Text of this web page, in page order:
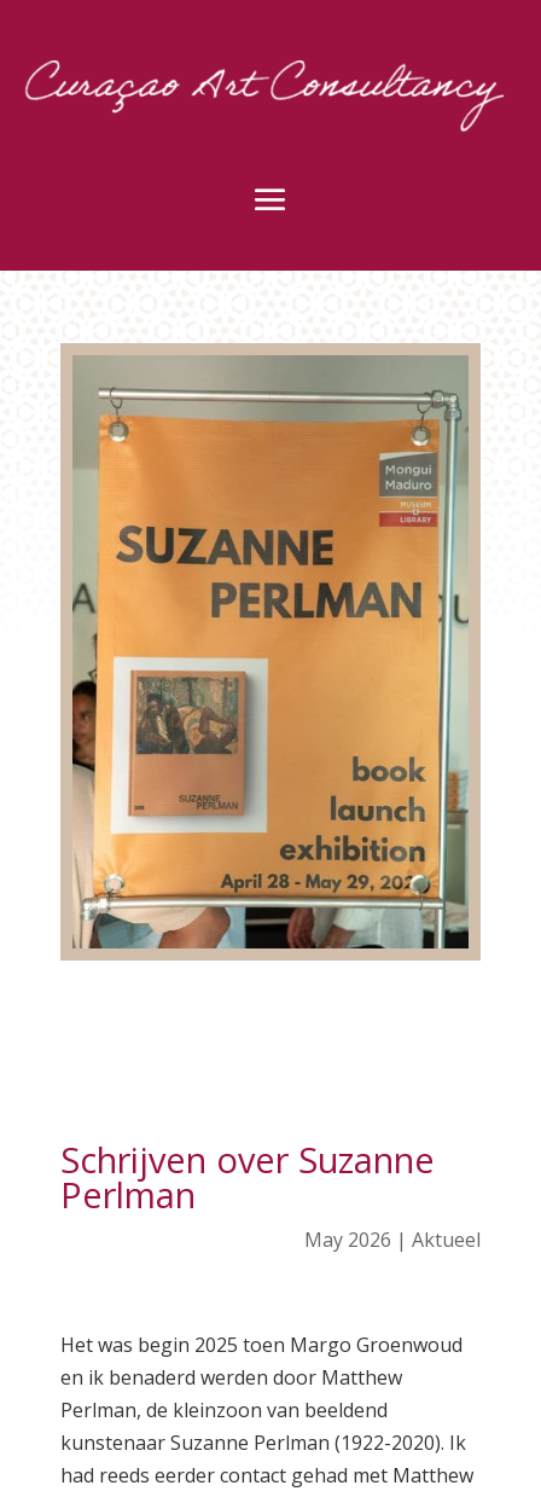
Schrijven over Suzanne
Perlman
May 2026 | Aktueel
Het was begin 2025 toen Margo Groenwoud
en ik benaderd werden door Matthew
Perlman, de kleinzoon van beeldend
kunstenaar Suzanne Perlman (1922-2020). Ik
had reeds eerder contact gehad met Matthew